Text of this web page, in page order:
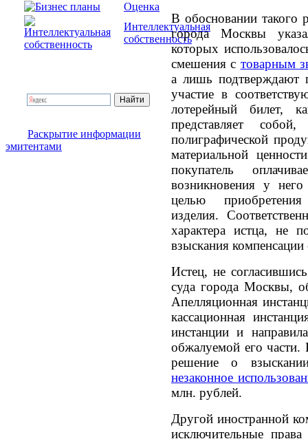
Оценка
Интеллектуальная
собственность
Раскрытие информации
эмитентами
В обосновании такого
города Москвы
которых
смешения с товарным
а лишь подтверждают
участие в
лотерейный билет,
представляет
полиграфической
материальной
покупатель
возникновения у
целью
изделия.
характера истца, не
взыскания компенсации
Истец, не
суда города Москвы,
Апелляционная
кассационная
инстанции и
обжалуемой его части.
решение о
незаконное
млн. рублей.
Другой иностранной
исключительные